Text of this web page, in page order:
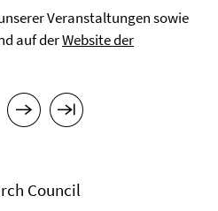
Veranstaltungen sowie
auf derWebsite der
Council